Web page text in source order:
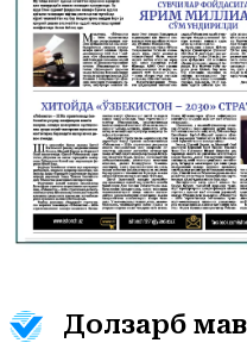
Долзарб